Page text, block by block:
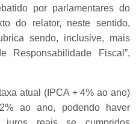
por parlamentares do
do relator, neste sentido,
sendo, inclusive, mais
Fiscal”,
atual (IPCA + 4% ao ano)
ao ano, podendo haver